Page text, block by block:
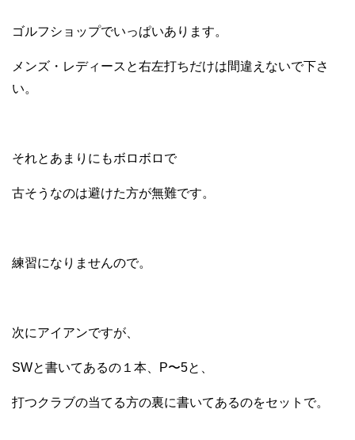
ゴルフショップでいっぱいあります。
メンズ・レディースと右左打ちだけは間違えないで下さ
い。
それとあまりにもボロボロで
古そうなのは避けた方が無難です。
練習になりませんので。
次にアイアンですが、
SWと書いてあるの１本、P〜5と、
打つクラブの当てる方の裏に書いてあるのをセットで。